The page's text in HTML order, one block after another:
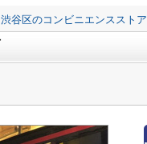
渋谷区のコンビニエンスストア